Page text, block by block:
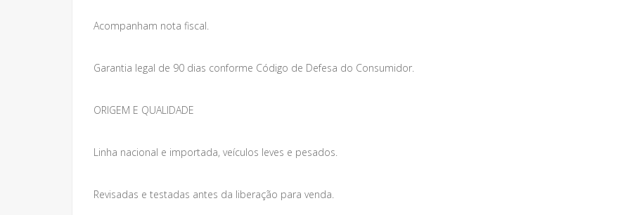
Acompanham nota fiscal.
Garantia legal de 90 dias conforme Código de Defesa do Consumidor.
ORIGEM E QUALIDADE
Linha nacional e importada, veículos leves e pesados.
Revisadas e testadas antes da liberação para venda.